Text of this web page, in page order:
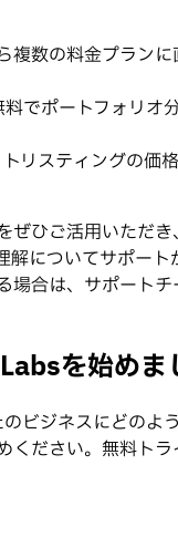
複数の料金プラン
でポートフォリオ
リスティングの価
ぜひご活用いただ
解についてサポート
場合は、サポート
を始めま
ビジネスにどのよ
ください。無料ト